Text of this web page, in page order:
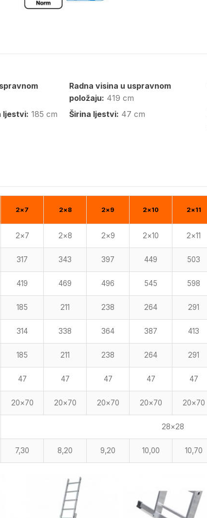
Radna visina u uspravnom
položaju: 419 cm
ljestvi: 185 cm Širina ljestvi: 47 cm
2×7 2×8 2×9 2×10 2×11
2×7 2×8 2×9 2×10 2×11
317 343 397 449 503
419 469 496 545 598
185 211 238 264 291
314 338 364 387 413
185 211 238 264 291
47 47 47 47 47
20×70 20×70 20×70 20×70 20×70
28×28
7,30 8,20 9,20 10,00 10,70